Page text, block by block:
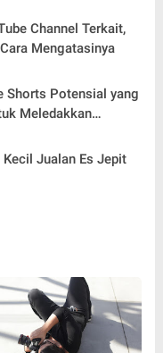
Channel Terkait,
Mengatasinya
Shorts Potensial yang
Meledakkan
Jualan Es Jepit